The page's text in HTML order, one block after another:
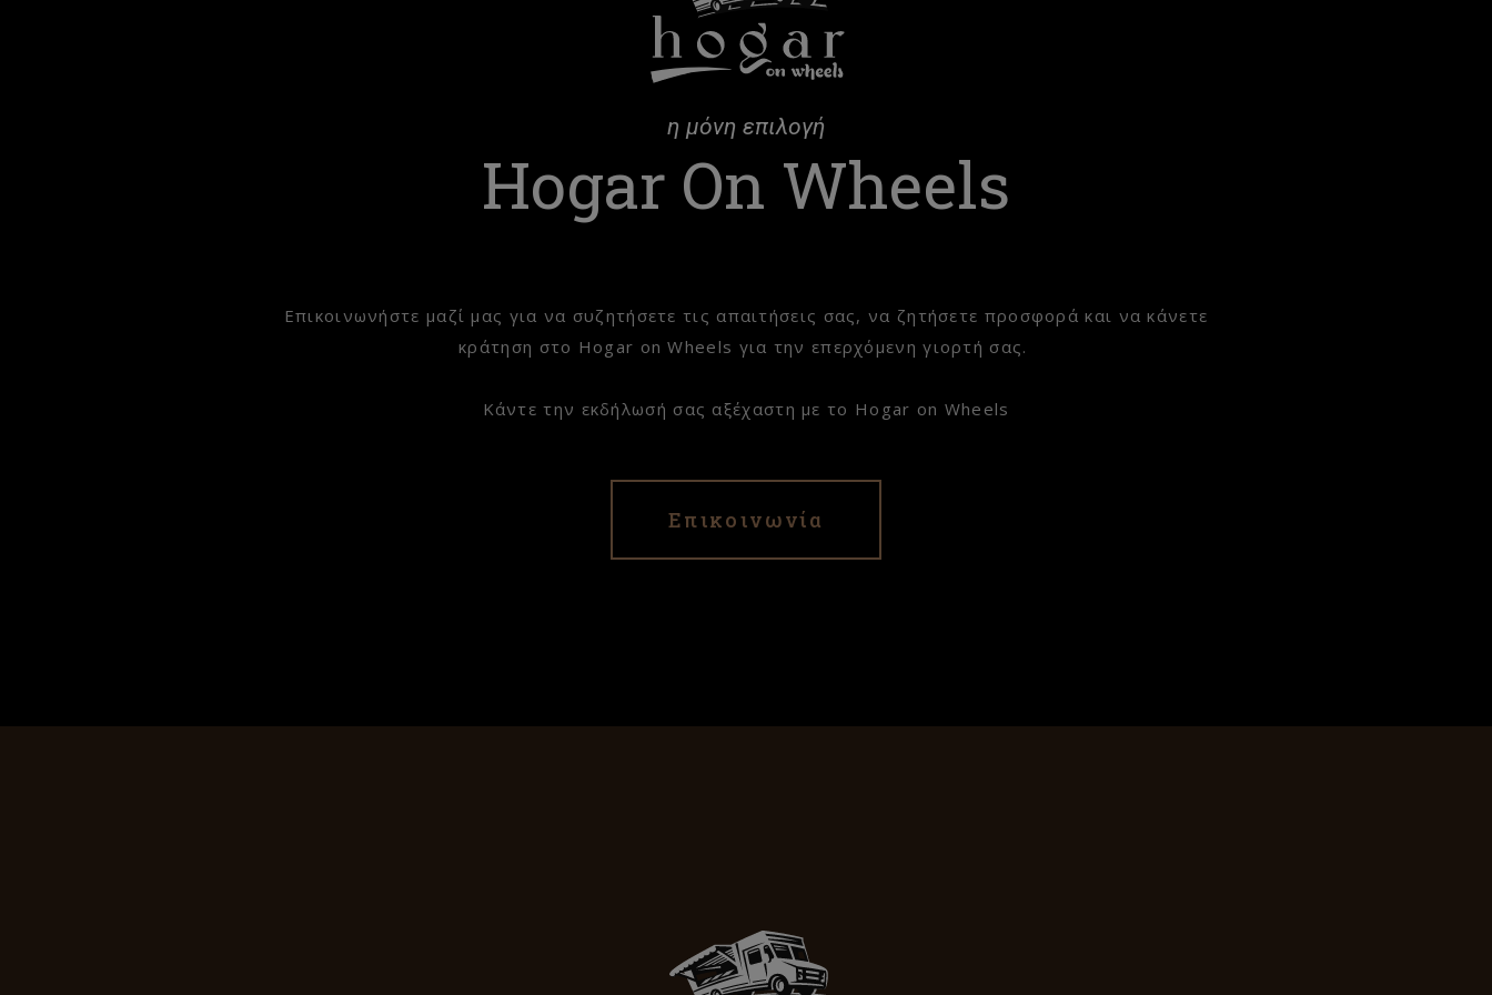
η μόνη επιλογή
Hogar On Wheels
Επικοινωνήστε μαζί μας για να συζητήσετε τις απαιτήσεις σας, να ζητήσετε προσφορά και να κάνετε
κράτηση στο Hogar on Wheels για την επερχόμενη γιορτή σας.
Κάντε την εκδήλωσή σας αξέχαστη με το Hogar on Wheels
Επικοινωνία